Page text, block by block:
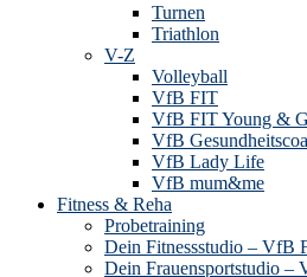
Turnen
Triathlon
V-Z
Volleyball
VfB FIT
VfB FIT Young &
VfB
VfB Lady Life
VfB mum&me
Fitness & Reha
Probetraining
Dein Fitnessstudio – VfB
Dein Frauensportstudio